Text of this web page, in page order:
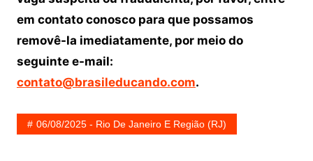
em contato conosco para que possamos
removê-la imediatamente, por meio do
seguinte e-mail:
contato@brasileducando.com.
06/08/2025 - Rio De Janeiro E Região (RJ)